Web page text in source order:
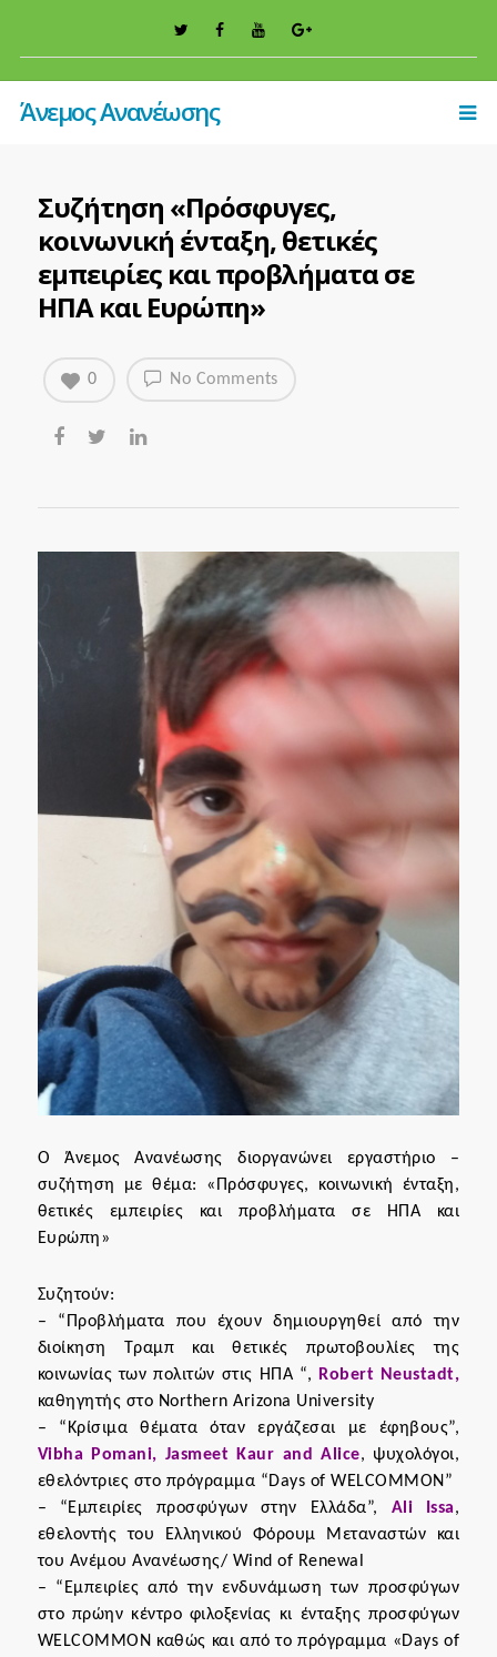
Άνεμος Ανανέωσης
Συζήτηση «Πρόσφυγες,
κοινωνική ένταξη, θετικές
εμπειρίες και προβλήματα σε
ΗΠΑ και Ευρώπη»
No Comments
0
Ο Άνεμος Ανανέωσης διοργανώνει εργαστήριο –
συζήτηση με θέμα: «Πρόσφυγες, κοινωνική ένταξη,
θετικές εμπειρίες και προβλήματα σε ΗΠΑ και
Ευρώπη»
Συζητούν:
– “Προβλήματα που έχουν δημιουργηθεί από την
διοίκηση Τραμπ και θετικές πρωτοβουλίες της
κοινωνίας των πολιτών στις ΗΠΑ “,
Robert Neustadt,
καθηγητής στο Northern Arizona University
– “Κρίσιμα θέματα όταν εργάζεσαι με έφηβους”,
Vibha Pomani, Jasmeet Kaur and Alice, ψυχολόγοι,
εθελόντριες στο πρόγραμμα “Days of WELCOMMON”
– “Εμπειρίες προσφύγων στην Ελλάδα”, Ali Issa,
εθελοντής του Ελληνικού Φόρουμ Μεταναστών και
του Ανέμου Ανανέωσης/ Wind of Renewal
– “Εμπειρίες από την ενδυνάμωση των προσφύγων
στο πρώην κέντρο φιλοξενίας κι ένταξης προσφύγων
WELCOMMON καθώς και από το πρόγραμμα «Days of